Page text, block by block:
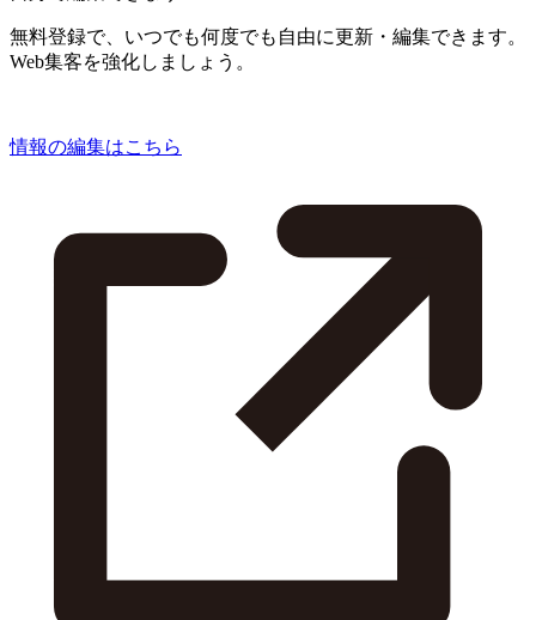
無料登録で、いつでも何度でも自由に更新・編集できます。
Web集客を強化しましょう。
情報の編集はこちら